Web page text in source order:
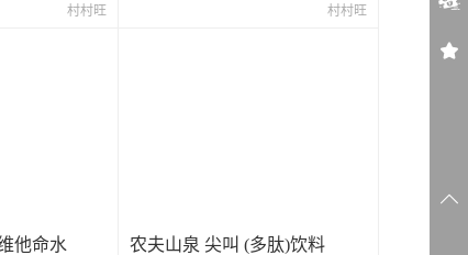
村村旺 村村旺
他命水 农夫山泉 尖叫 (多肽)饮料